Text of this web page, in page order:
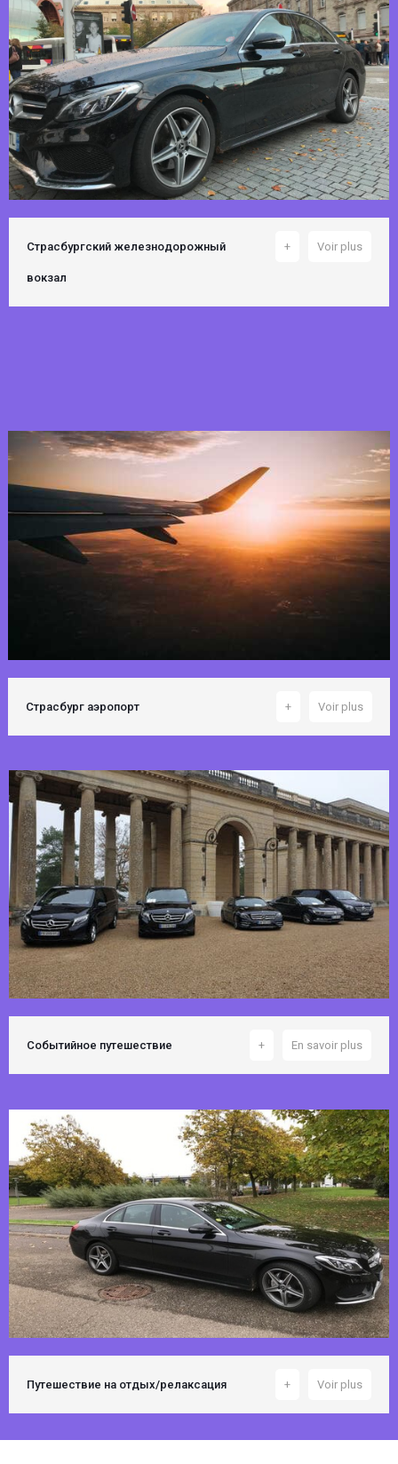
Страсбургский железнодорожный
вокзал
+ Voir plus
Страсбург аэропорт + Voir plus
Событийное путешествие + En savoir plus
Путешествие на отдых/релаксация + Voir plus